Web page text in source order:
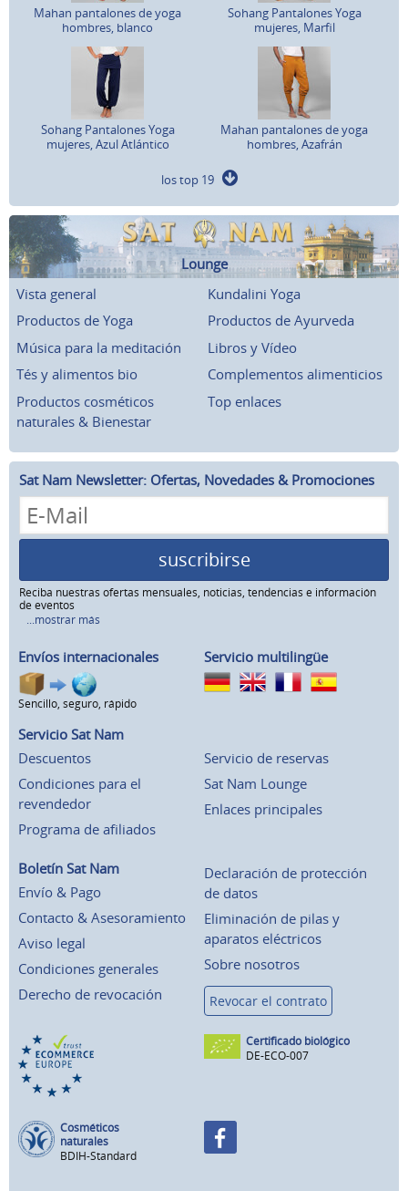
Mahan pantalones de yoga
hombres, blanco
Sohang Pantalones Yoga
mujeres, Marfil
Sohang Pantalones Yoga
mujeres, Azul Atlántico
Mahan pantalones de yoga
hombres, Azafrán
los top 19
Lounge
Vista general
Kundalini Yoga
Productos de Yoga
Productos de Ayurveda
Música para la meditación
Libros y Vídeo
Tés y alimentos bio
Complementos alimenticios
Productos cosméticos
naturales & Bienestar
Top enlaces
Sat Nam Newsletter: Ofertas, Novedades & Promociones
suscribirse
Reciba nuestras ofertas mensuales, noticias, tendencias e información
de eventos
...mostrar más
Envíos internacionales
Sencillo, seguro, rápido
Servicio multilingüe
Servicio Sat Nam
Descuentos
Condiciones para el
revendedor
Programa de afiliados
Servicio de reservas
Sat Nam Lounge
Enlaces principales
Boletín Sat Nam
Envío & Pago
Contacto & Asesoramiento
Aviso legal
Condiciones generales
Derecho de revocación
Declaración de protección
de datos
Eliminación de pilas y
aparatos eléctricos
Sobre nosotros
Revocar el contrato
Certificado biológico
DE-ECO-007
Cosméticos
naturales
BDIH-Standard